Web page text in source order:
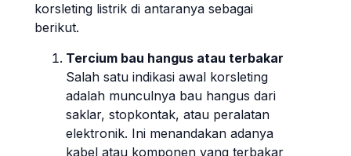
korsleting listrik di antaranya sebagai
berikut.
Tercium bau hangus atau terbakar
Salah satu indikasi awal korsleting
adalah munculnya bau hangus dari
saklar, stopkontak, atau peralatan
elektronik. Ini menandakan adanya
kabel atau komponen yang terbakar